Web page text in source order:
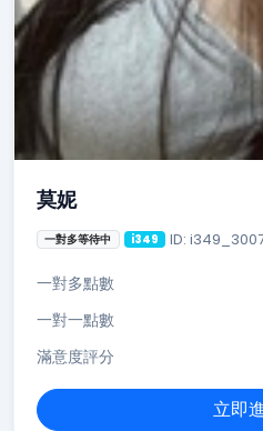
莫妮
一對多等待中 i349 ID:
一對多點數
一對一點數
滿意度評分
立即